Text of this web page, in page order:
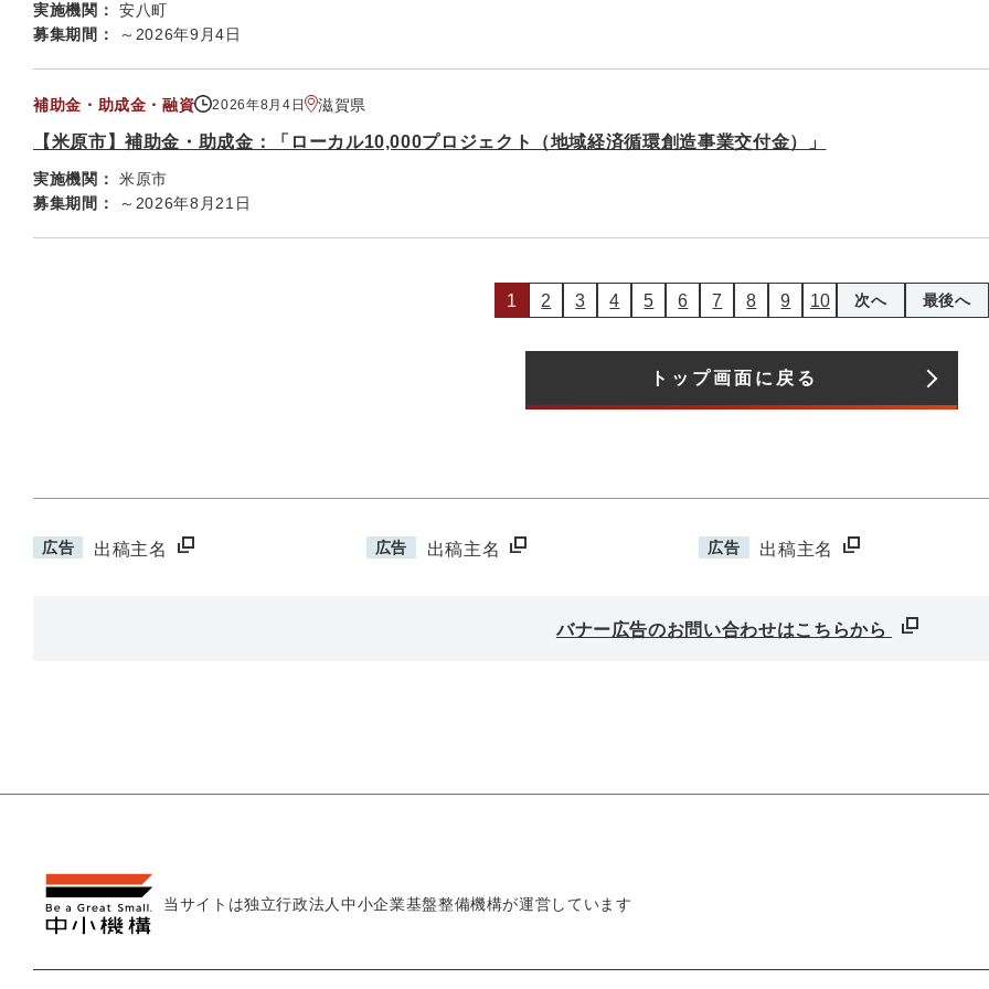
実施機関：
安八町
募集期間：
～2026年9月4日
補助金・助成金・融資 2026年8月4日 滋賀県
【米原市】補助金・助成金：「ローカル10,000プロジェクト（地域経済循環創造事業交付金）」
実施機関：
米原市
募集期間：
～2026年8月21日
1 2 3 4 5 6 7 8 9 10 次へ 最後へ
トップ画面に戻る
広告 出稿主名 広告 出稿主名 広告 出稿主名
バナー広告のお問い合わせはこちらから
当サイトは独立行政法人中小企業基盤整備機構が運営しています